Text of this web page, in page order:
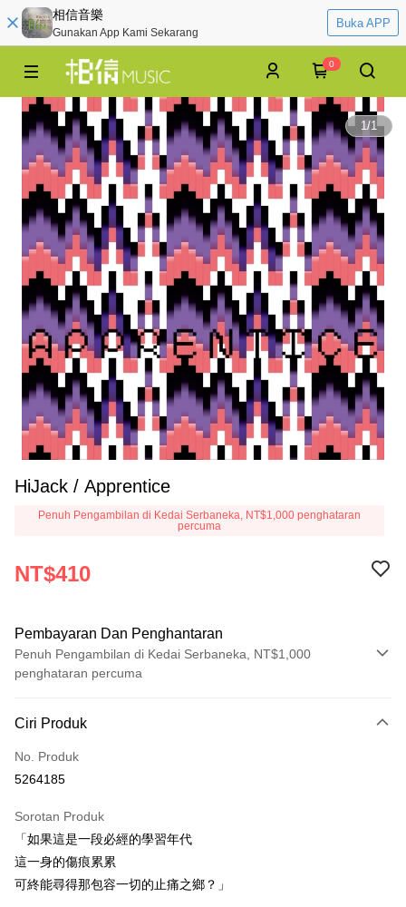
相信音樂
Gunakan App Kami Sekarang
Buka APP
0
1/1
HiJack / Apprentice
Penuh Pengambilan di Kedai Serbaneka, NT$1,000 penghataran
percuma
NT$410
Pembayaran Dan Penghantaran
Penuh Pengambilan di Kedai Serbaneka, NT$1,000
penghataran percuma
Kad Kredit (Bayaran Penuh)
Pengambilan di Kedai Serbaneka
Apple Pay
Easy Wallet
Ciri Produk
No. Produk
5264185
Sorotan Produk
「如果這是一段必經的學習年代
這一身的傷痕累累
可終能尋得那包容一切的止痛之鄉？」